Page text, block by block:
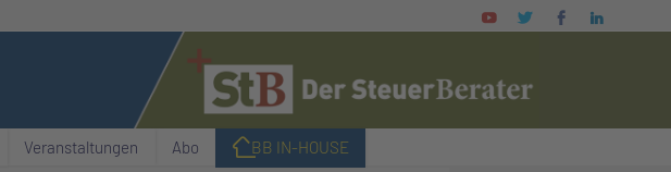
Veranstaltungen Abo I BB IN-HOUSE